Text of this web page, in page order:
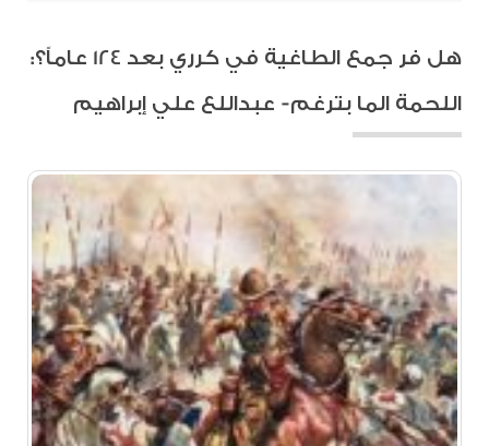
هل فر جمع الطاغية في كرري بعد 124 عاماً؟:
اللحمة الما بترغم- عبداللع علي إبراهيم